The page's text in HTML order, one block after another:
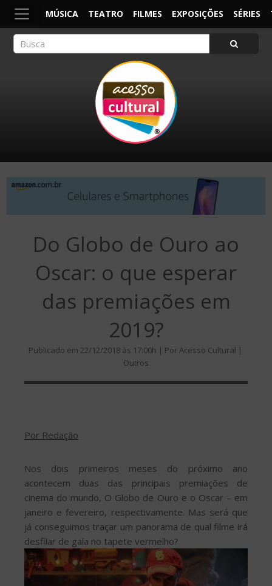
MÚSICA TEATRO FILMES EXPOSIÇÕES SÉRIES
Do Globo de Ouro ao
Oscar: o que esperar
das premiações em
2019?
Publicado em 22/12/2018 às 17:00h | Por Acesso Cultural |
Outros
Por Redação
Nos dois primeiros meses do próximo ano
acontecem duas das principais premiações de
cinema do mundo, O Globo de Ouro e o Oscar – em
janeiro e fevereiro, respectivamente. Mas será que
já conseguimos traçar um panorama de qual filme irá
desfilar de gala no tapete vermelho?